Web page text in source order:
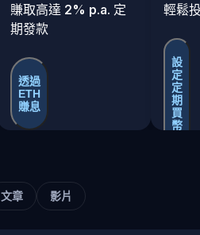
賺取高達 2% p.a. 定
期發款
透過
ETH
賺息
輕鬆
設
定
定
期
買
幣
文章 影片